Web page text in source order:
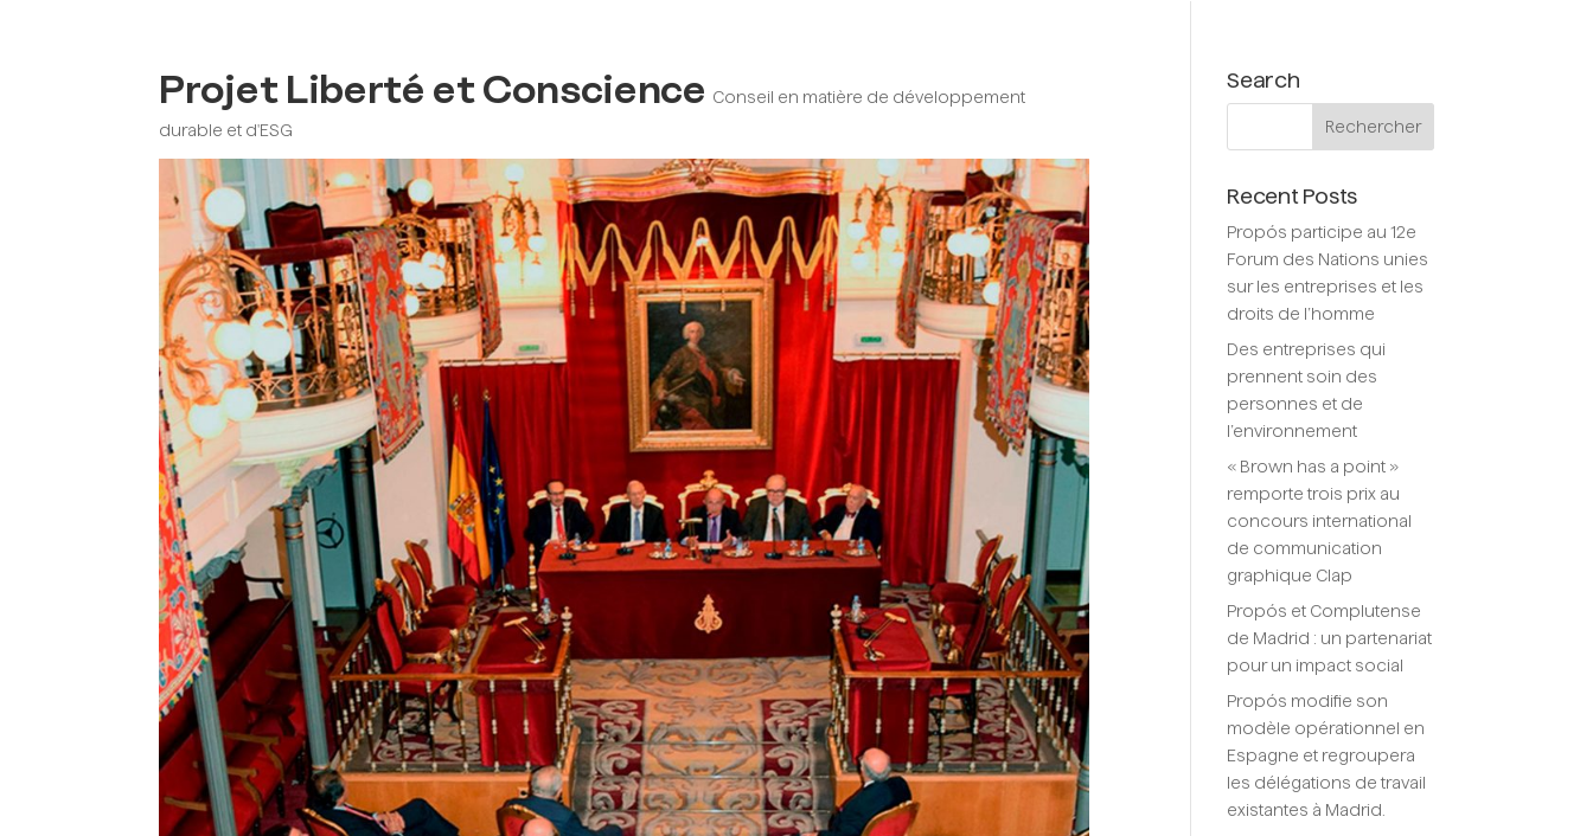
Projet Liberté et Conscience Conseil en matière de développement
durable et d'ESG
Search
Recent Posts
Propós participe au 12e
Forum des Nations unies
sur les entreprises et les
droits de l’homme
Des entreprises qui
prennent soin des
personnes et de
l’environnement
« Brown has a point »
remporte trois prix au
concours international
de communication
graphique Clap
Propós et Complutense
de Madrid : un partenariat
pour un impact social
Propós modifie son
modèle opérationnel en
Espagne et regroupera
les délégations de travail
existantes à Madrid.